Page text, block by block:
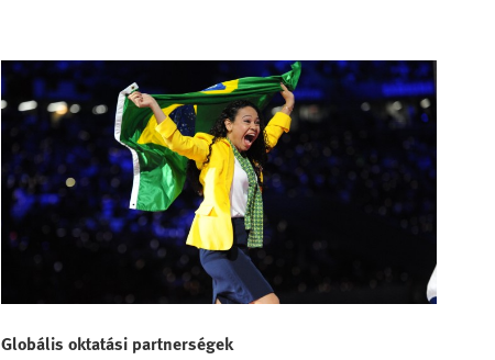
Globális oktatási partnerségek